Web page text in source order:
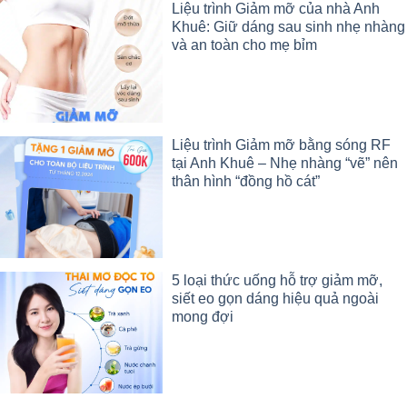
Liệu trình Giảm mỡ của nhà Anh
Khuê: Giữ dáng sau sinh nhẹ nhàng
và an toàn cho mẹ bỉm
Liệu trình Giảm mỡ bằng sóng RF
tại Anh Khuê – Nhẹ nhàng “vẽ” nên
thân hình “đồng hồ cát”
5 loại thức uống hỗ trợ giảm mỡ,
siết eo gọn dáng hiệu quả ngoài
mong đợi